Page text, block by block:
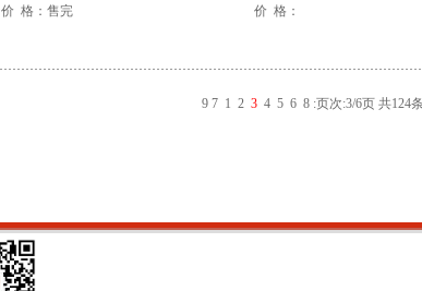
价 格：售完
价 格：
9 7 1 2 3 4 5 6 8 :页次:3/6页 共124